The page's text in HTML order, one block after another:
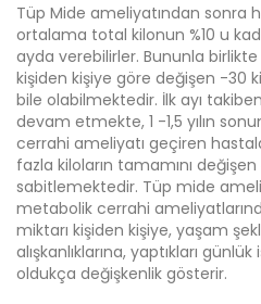
Tüp Mide ameliyatından sonra
ortalama total kilonun %10 u
ayda verebilirler. Bununla
kişiden kişiye göre değişen -30
bile olabilmektedir. İlk ayı
devam etmekte, 1 -1,5 yılın
cerrahi ameliyatı geçiren
fazla kiloların tamamını
sabitlemektedir. Tüp mide
metabolik cerrahi
miktarı kişiden kişiye, yaşam
alışkanlıklarına, yaptıkları
oldukça değişkenlik gösterir.